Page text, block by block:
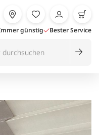
günstig Bester Service